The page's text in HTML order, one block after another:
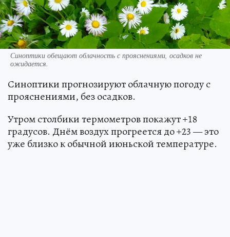
Синоптики обещают облачность с прояснениями, осадков не
ожидается.
Синоптики прогнозируют облачную погоду с
прояснениями, без осадков.
Утром столбики термометров покажут +18
градусов. Днём воздух прогреется до +23 — это
уже близко к обычной июньской температуре.